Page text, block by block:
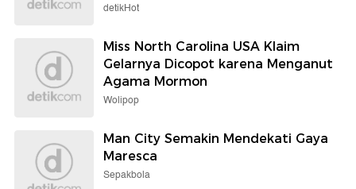
detikHot
Miss North Carolina USA Klaim
Gelarnya Dicopot karena Menganut
Agama Mormon
Wolipop
Man City Semakin Mendekati Gaya
Maresca
Sepakbola